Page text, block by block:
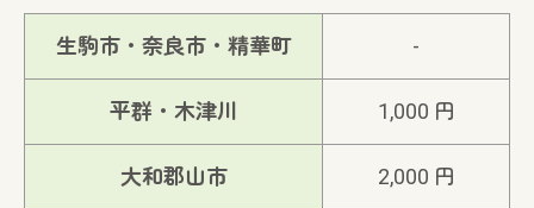
生駒市・奈良市・精華町 -
平群・木津川 1,000 円
大和郡山市 2,000 円